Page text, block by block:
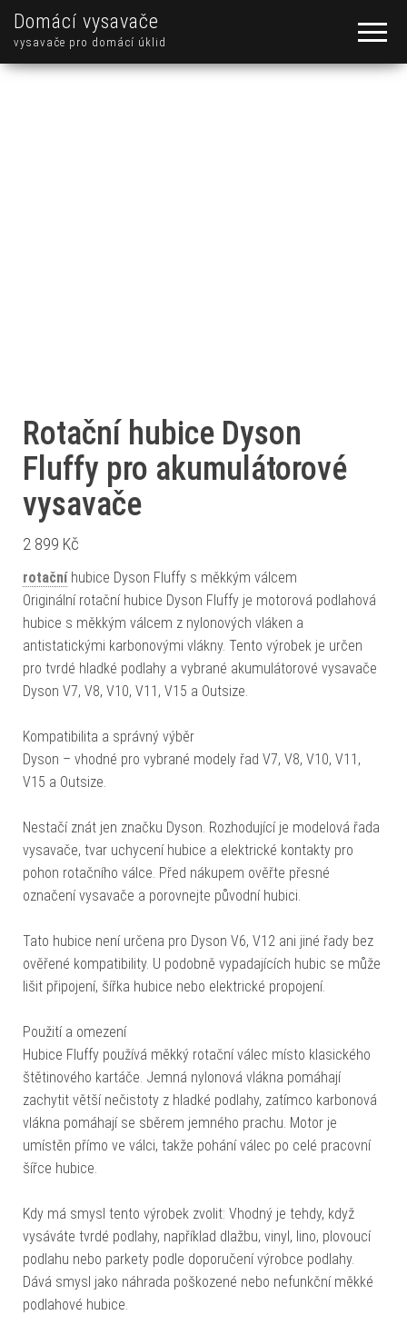
Domácí vysavače
vysavače pro domácí úklid
Rotační hubice Dyson
Fluffy pro akumulátorové
vysavače
2 899 Kč
rotačníhubice Dyson Fluffy s měkkým válcem
Originální rotační hubice Dyson Fluffy je motorová podlahová
hubice s měkkým válcem z nylonových vláken a
antistatickými karbonovými vlákny. Tento výrobek je určen
pro tvrdé hladké podlahy a vybrané akumulátorové vysavače
Dyson V7, V8, V10, V11, V15 a Outsize.
Kompatibilita a správný výběr
Dyson – vhodné pro vybrané modely řad V7, V8, V10, V11,
V15 a Outsize.
Nestačí znát jen značku Dyson. Rozhodující je modelová řada
vysavače, tvar uchycení hubice a elektrické kontakty pro
pohon rotačního válce. Před nákupem ověřte přesné
označení vysavače a porovnejte původní hubici.
Tato hubice není určena pro Dyson V6, V12 ani jiné řady bez
ověřené kompatibility. U podobně vypadajících hubic se může
lišit připojení, šířka hubice nebo elektrické propojení.
Použití a omezení
Hubice Fluffy používá měkký rotační válec místo klasického
štětinového kartáče. Jemná nylonová vlákna pomáhají
zachytit větší nečistoty z hladké podlahy, zatímco karbonová
vlákna pomáhají se sběrem jemného prachu. Motor je
umístěn přímo ve válci, takže pohání válec po celé pracovní
šířce hubice.
Kdy má smysl tento výrobek zvolit: Vhodný je tehdy, když
vysáváte tvrdé podlahy, například dlažbu, vinyl, lino, plovoucí
podlahu nebo parkety podle doporučení výrobce podlahy.
Dává smysl jako náhrada poškozené nebo nefunkční měkké
podlahové hubice.